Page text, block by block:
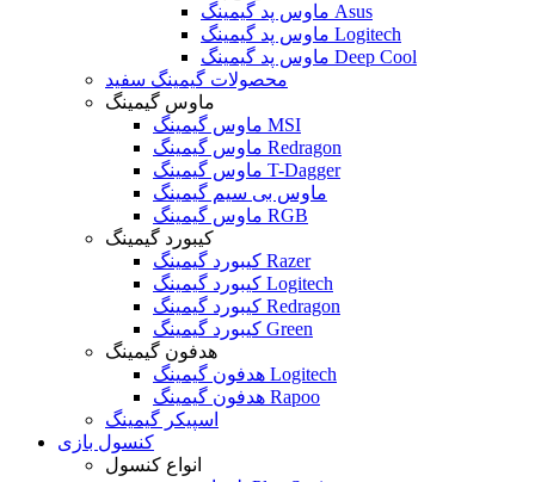
ماوس پد گیمینگ Asus
ماوس پد گیمینگ Logitech
ماوس پد گیمینگ Deep Cool
محصولات گیمینگ سفید
ماوس گیمینگ
ماوس گیمینگ MSI
ماوس گیمینگ Redragon
ماوس گیمینگ T-Dagger
ماوس بی سیم گیمینگ
ماوس گیمینگ RGB
کیبورد گیمینگ
کیبورد گیمینگ Razer
کیبورد گیمینگ Logitech
کیبورد گیمینگ Redragon
کیبورد گیمینگ Green
هدفون گیمینگ
هدفون گیمینگ Logitech
هدفون گیمینگ Rapoo
اسپیکر گیمینگ
کنسول بازی
انواع کنسول